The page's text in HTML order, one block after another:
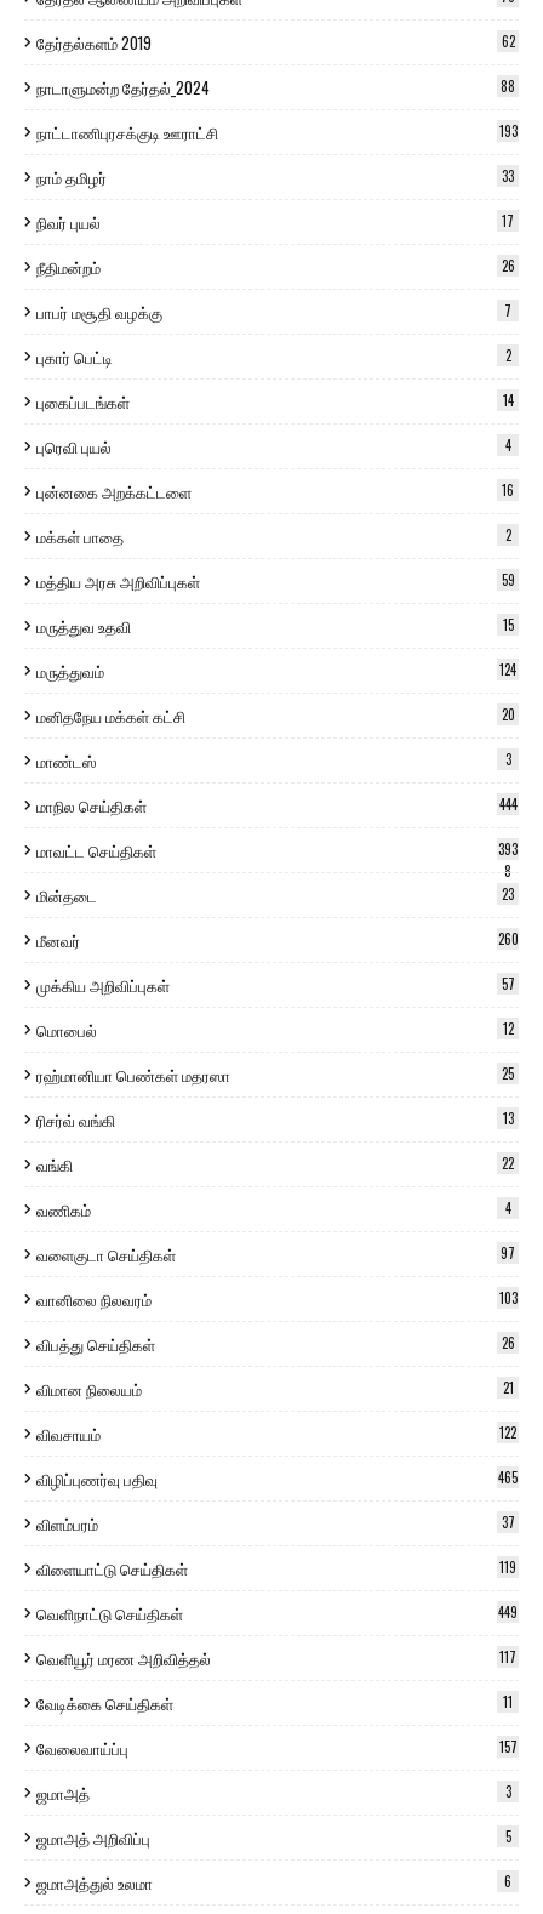
தேர்தல்களம் 2019 62
நாடாளுமன்ற தேர்தல்_2024 88
நாட்டாணிபுரசக்குடி ஊராட்சி 193
நாம் தமிழர் 33
நிவர் புயல் 17
நீதிமன்றம் 26
பாபர் மசூதி வழக்கு 7
புகார் பெட்டி 2
புகைப்படங்கள் 14
புரெவி புயல் 4
புன்னகை அறக்கட்டளை 16
மக்கள் பாதை 2
மத்திய அரசு அறிவிப்புகள் 59
மருத்துவ உதவி 15
மருத்துவம் 124
மனிதநேய மக்கள் கட்சி 20
மாண்டஸ் 3
மாநில செய்திகள் 444
மாவட்ட செய்திகள்
393
8
மின்தடை 23
மீனவர் 260
முக்கிய அறிவிப்புகள் 57
மொபைல் 12
ரஹ்மானியா பெண்கள் மதரஸா 25
ரிசர்வ் வங்கி 13
வங்கி 22
வணிகம் 4
வளைகுடா செய்திகள் 97
வானிலை நிலவரம் 103
விபத்து செய்திகள் 26
விமான நிலையம் 21
விவசாயம் 122
விழிப்புணர்வு பதிவு 465
விளம்பரம் 37
விளையாட்டு செய்திகள் 119
வெளிநாட்டு செய்திகள் 449
வெளியூர் மரண அறிவித்தல் 117
வேடிக்கை செய்திகள் 11
வேலைவாய்ப்பு 157
ஜமாஅத் 3
ஜமாஅத் அறிவிப்பு 5
ஜமாஅத்துல் உலமா 6